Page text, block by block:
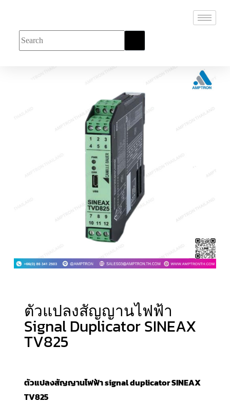
ตัวแปลงสัญญานไฟฟ้า
Signal Duplicator SINEAX
TV825
ตัวแปลงสัญญานไฟฟ้า signal duplicator SINEAX
TV825